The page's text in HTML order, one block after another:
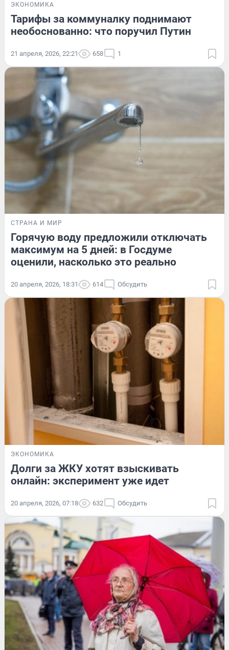
ЭКОНОМИКА
Тарифы за коммуналку поднимают
необоснованно: что поручил Путин
21 апреля, 2026, 22:21 658 1
СТРАНА И МИР
Горячую воду предложили отключать
максимум на 5 дней: в Госдуме
оценили, насколько это реально
20 апреля, 2026, 18:31 614 Обсудить
ЭКОНОМИКА
Долги за ЖКУ хотят взыскивать
онлайн: эксперимент уже идет
20 апреля, 2026, 07:18 632 Обсудить